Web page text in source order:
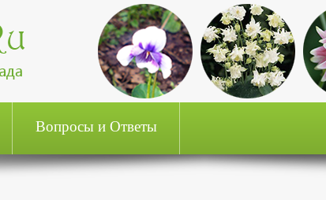
Вопросы и Ответы